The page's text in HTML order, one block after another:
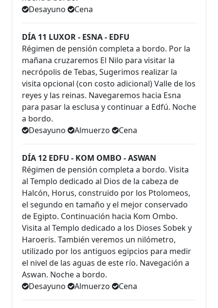
Desayuno
Cena
DÍA 11 LUXOR - ESNA - EDFU
Régimen de pensión completa a bordo. Por la
mañana cruzaremos El Nilo para visitar la
necrópolis de Tebas, Sugerimos realizar la
visita opcional (con costo adicional) Valle de los
reyes y las reinas. Navegaremos hacia Esna
para pasar la esclusa y continuar a Edfú. Noche
a bordo.
Desayuno
Almuerzo Cena
DÍA 12 EDFU - KOM OMBO - ASWAN
Régimen de pensión completa a bordo. Visita
al Templo dedicado al Dios de la cabeza de
Halcón, Horus, construido por los Ptolomeos,
el segundo en tamaño y el mejor conservado
de Egipto. Continuación hacia Kom Ombo.
Visita al Templo dedicado a los Dioses Sobek y
Haroeris. También veremos un nilómetro,
utilizado por los antiguos egipcios para medir
el nivel de las aguas de este río. Navegación a
Aswan. Noche a bordo.
Desayuno
Almuerzo Cena